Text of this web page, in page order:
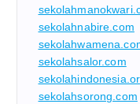
sekolahnabire.com
sekolahsalor.com
sekolahsorong.com